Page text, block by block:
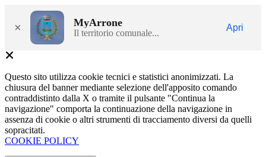
× MyArrone
Il territorio comunale...
Apri
Questo sito utilizza cookie tecnici e statistici anonimizzati. La
chiusura del banner mediante selezione dell'apposito comando
contraddistinto dalla X o tramite il pulsante "Continua la
navigazione" comporta la continuazione della navigazione in
assenza di cookie o altri strumenti di tracciamento diversi da quelli
sopracitati.
COOKIE POLICY